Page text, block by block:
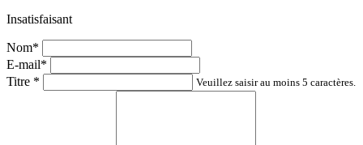
Insatisfaisant
Nom*
E-mail*
Titre * Veuillez saisir au moins 5 caractères.